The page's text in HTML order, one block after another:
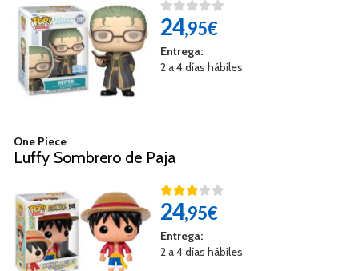
24,95€
Entrega:
2 a 4 días hábiles
One Piece
Luffy Sombrero de Paja
24,95€
Entrega:
2 a 4 días hábiles